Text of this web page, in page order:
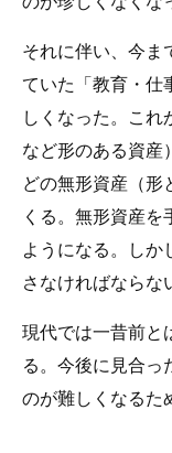
それに伴い、今ま
ていた「教育・仕
しくなった。こ
など形のある資産
どの無形資産（形
くる。無形資産
ようになる。しか
さなければならな
現代では一昔前と
る。今後に見合っ
のが難しくなるた